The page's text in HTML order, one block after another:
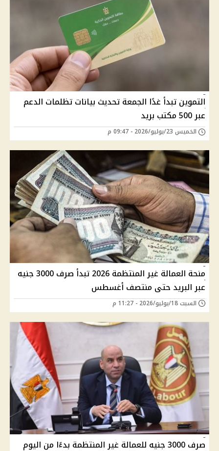
التموين تبدأ غدًا الجمعة تحديث بيانات تظلمات الدعم
عبر 500 مكتب بريد
الخميس 23/يوليو/2026 - 09:47 م
منحة العمالة غير المنتظمة 2026 تبدأ صرف 3000 جنيه
عبر البريد حتى منتصف أغسطس
السبت 18/يوليو/2026 - 11:27 م
صرف 3000 جنيه للعمالة غير المنتظمة بدءًا من اليوم